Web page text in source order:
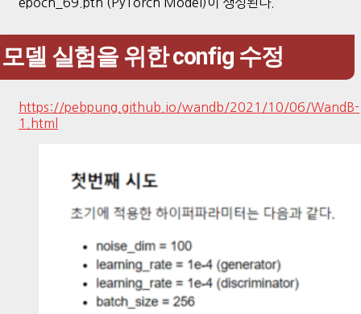
모델 실험을 위한 config 수정
https://pebpung.github.io/wandb/2021/10/06/WandB-
1.html